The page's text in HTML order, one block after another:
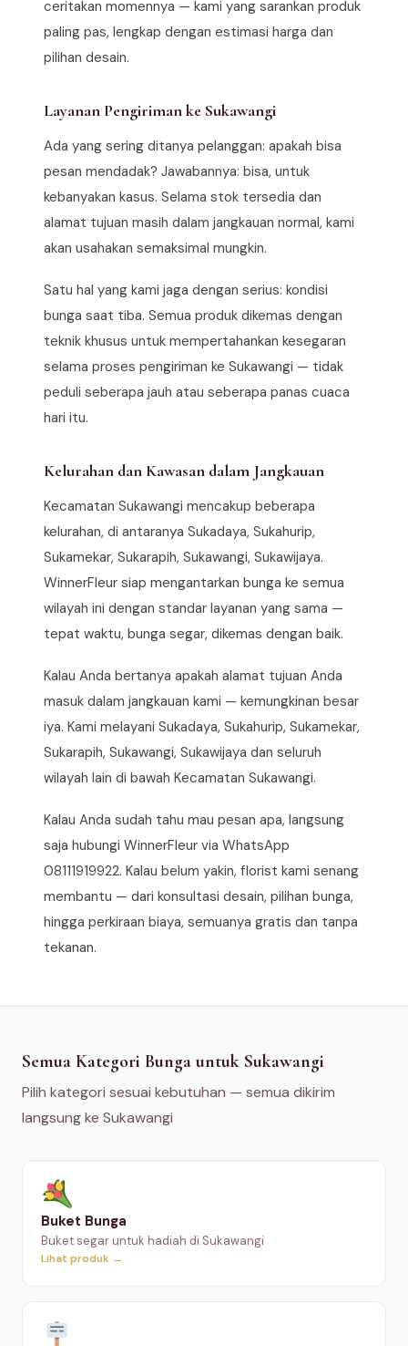
ceritakan momennya — kami yang sarankan produk
paling pas, lengkap dengan estimasi harga dan
pilihan desain.
Layanan Pengiriman ke Sukawangi
Ada yang sering ditanya pelanggan: apakah bisa
pesan mendadak? Jawabannya: bisa, untuk
kebanyakan kasus. Selama stok tersedia dan
alamat tujuan masih dalam jangkauan normal, kami
akan usahakan semaksimal mungkin.
Satu hal yang kami jaga dengan serius: kondisi
bunga saat tiba. Semua produk dikemas dengan
teknik khusus untuk mempertahankan kesegaran
selama proses pengiriman ke Sukawangi — tidak
peduli seberapa jauh atau seberapa panas cuaca
hari itu.
Kelurahan dan Kawasan dalam Jangkauan
Kecamatan Sukawangi mencakup beberapa
kelurahan, di antaranya Sukadaya, Sukahurip,
Sukamekar, Sukarapih, Sukawangi, Sukawijaya.
WinnerFleur siap mengantarkan bunga ke semua
wilayah ini dengan standar layanan yang sama —
tepat waktu, bunga segar, dikemas dengan baik.
Kalau Anda bertanya apakah alamat tujuan Anda
masuk dalam jangkauan kami — kemungkinan besar
iya. Kami melayani Sukadaya, Sukahurip, Sukamekar,
Sukarapih, Sukawangi, Sukawijaya dan seluruh
wilayah lain di bawah Kecamatan Sukawangi.
Kalau Anda sudah tahu mau pesan apa, langsung
saja hubungi WinnerFleur via WhatsApp
08111919922. Kalau belum yakin, florist kami senang
membantu — dari konsultasi desain, pilihan bunga,
hingga perkiraan biaya, semuanya gratis dan tanpa
tekanan.
Semua Kategori Bunga untuk Sukawangi
Pilih kategori sesuai kebutuhan — semua dikirim
langsung ke Sukawangi
Buket Bunga
Buket segar untuk hadiah di Sukawangi
Lihat produk →